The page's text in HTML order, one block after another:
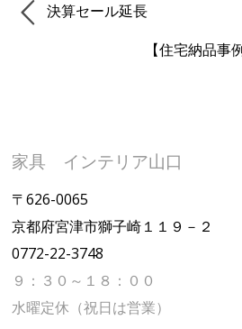
決算セール延長
【住宅納品事
家具 インテリア山口
〒626-0065
京都府宮津市獅子崎１１９－２
0772-22-3748
９：３０～１８：００
水曜定休（祝日は営業）